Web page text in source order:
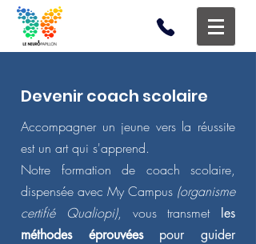
Devenir coach scolaire
Accompagner un jeune vers la réussite
est un art qui s'apprend.
Notre formation de coach scolaire,
dispensée avec My Campus (organisme
certifié Qualiopi), vous transmet
les
méthodes éprouvéespour guider